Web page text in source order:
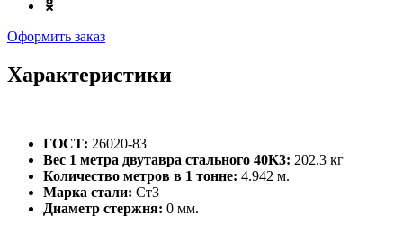
Оформить заказ
Характеристики
ГОСТ: 26020-83
Вес 1 метра двутавра стального 40K3: 202.3 кг
Количество метров в 1 тонне: 4.942 м.
Марка стали: Ст3
Диаметр стержня: 0 мм.